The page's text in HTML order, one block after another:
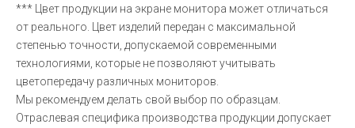
*** Цвет продукции на экране монитора может отличаться
от реального. Цвет изделий передан с максимальной
степенью точности, допускаемой современными
технологиями, которые не позволяют учитывать
цветопередачу различных мониторов.
Мы рекомендуем делать свой выбор по образцам.
Отраслевая специфика производства продукции допускает